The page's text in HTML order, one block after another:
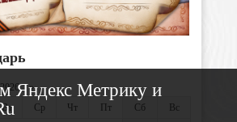
»
Вт Ср Чт Пт Сб
Вс
Яндекс Метрику и